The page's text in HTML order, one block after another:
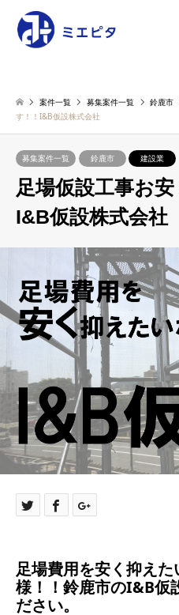
案件一覧 募集案件一覧 鈴鹿市
す！！I&B仮設株式会社
募集案件一覧 鈴鹿市 建設業
足場仮設工事お
I&B仮設株式会社
足場費用を安く抑え
様！！鈴鹿市のI&B仮
ださい。